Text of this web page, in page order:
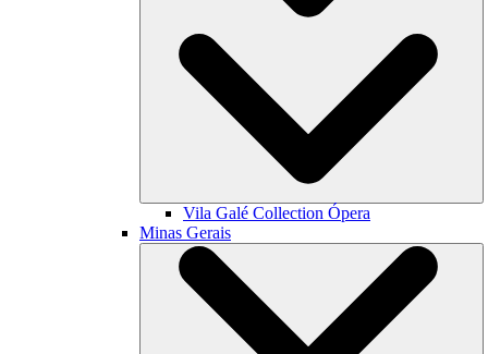
Vila Galé Collection Ópera
Minas Gerais